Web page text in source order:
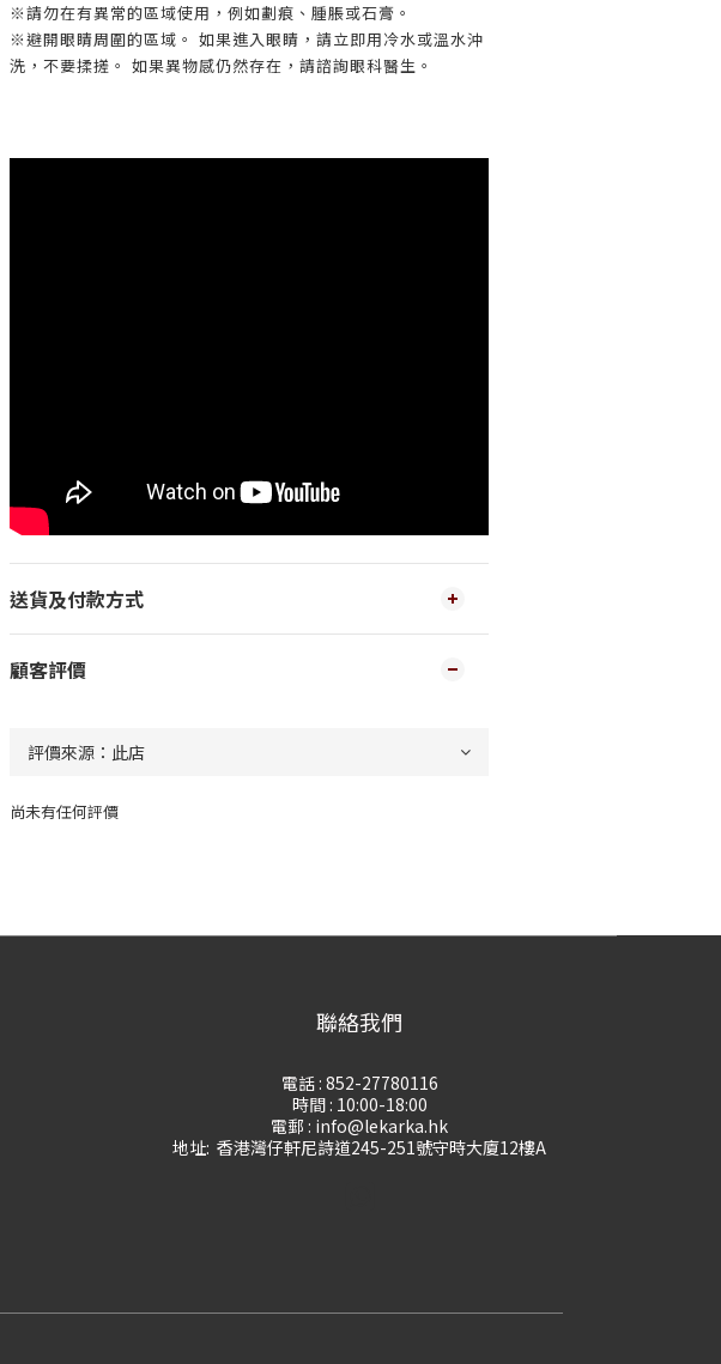
※請勿在有異常的區域使用，例如劃痕、腫脹或石膏。
※避開眼睛周圍的區域。 如果進入眼睛，請立即用冷水或溫水沖
洗，不要揉搓。 如果異物感仍然存在，請諮詢眼科醫生。
送貨及付款方式
顧客評價
尚未有任何評價
聯絡我們
電話 : 852-27780116
時間 : 10:00-18:00
電郵 : info@lekarka.hk
地址: 香港灣仔軒尼詩道245-251號守時大廈12樓A